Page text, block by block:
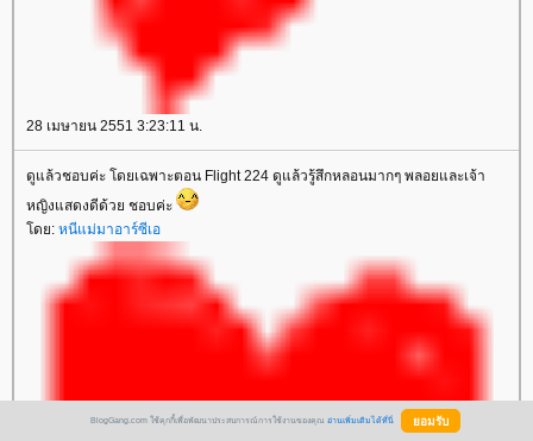
28 เมษายน 2551 3:23:11 น.
ดูแล้วชอบค่ะ โดยเฉพาะตอน Flight 224 ดูแล้วรู้สึกหลอนมากๆ พลอยและเจ้า
หญิงแสดงดีด้วย ชอบค่ะ
ดย: หนีแม่มาอาร์ซีเอ
BlogGang.com ใช้คุกกี้เพื่อพัฒนาประสบการณ์การใช้งานของคุณ อ่านเพิ่มเติมได้ที่นี่